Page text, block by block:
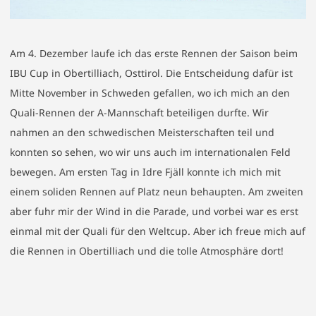
Am 4. Dezember laufe ich das erste Rennen der Saison beim
IBU Cup in Obertilliach, Osttirol. Die Entscheidung dafür ist
Mitte November in Schweden gefallen, wo ich mich an den
Quali-Rennen der A-Mannschaft beteiligen durfte. Wir
nahmen an den schwedischen Meisterschaften teil und
konnten so sehen, wo wir uns auch im internationalen Feld
bewegen. Am ersten Tag in Idre Fjäll konnte ich mich mit
einem soliden Rennen auf Platz neun behaupten. Am zweiten
aber fuhr mir der Wind in die Parade, und vorbei war es erst
einmal mit der Quali für den Weltcup. Aber ich freue mich auf
die Rennen in Obertilliach und die tolle Atmosphäre dort!